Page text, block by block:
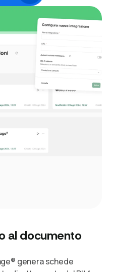
al documento
genera schede